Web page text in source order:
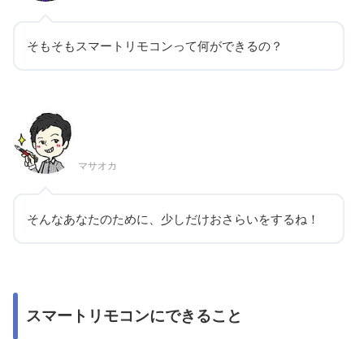
そもそもスマートリモコンって何ができるの？
マサオカ
そんなあなたのために、少しだけおさらいをするね！
スマートリモコンにできること